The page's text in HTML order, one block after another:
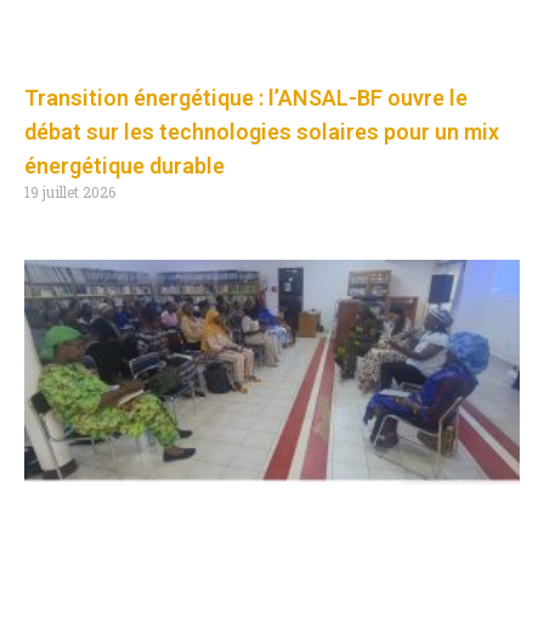
Transition énergétique : l’ANSAL-BF ouvre le
débat sur les technologies solaires pour un mix
énergétique durable
19 juillet 2026